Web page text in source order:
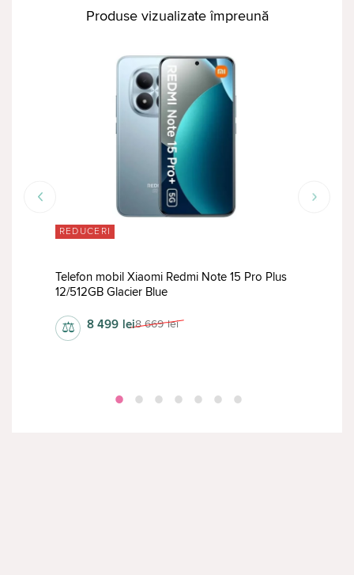
Produse vizualizate împreună
REDUCERI
Telefon mobil Xiaomi Redmi Note 15 Pro Plus
12/512GB Glacier Blue
8 669 lei
8 499 lei
⚖